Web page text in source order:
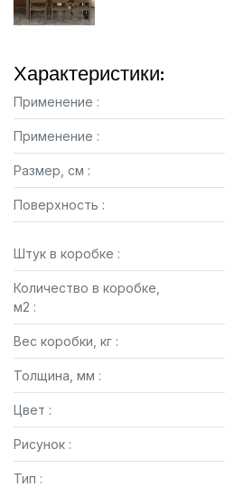
Характеристики:
Применение :
Применение :
Размер, см :
Поверхность :
Штук в коробке :
Количество в коробке,
м2 :
Вес коробки, кг :
Толщина, мм :
Цвет :
Рисунок :
Тип :